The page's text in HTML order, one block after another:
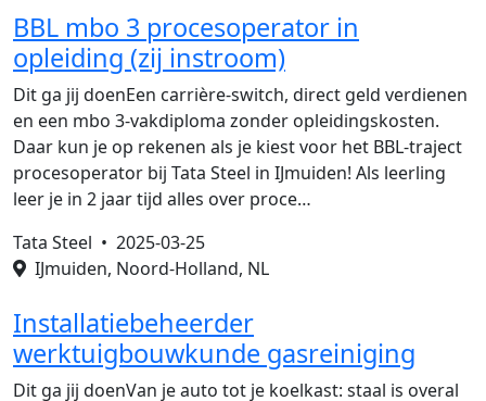
BBL mbo 3 procesoperator in
opleiding (zij instroom)
Dit ga jij doenEen carrière-switch, direct geld verdienen
en een mbo 3-vakdiploma zonder opleidingskosten.
Daar kun je op rekenen als je kiest voor het BBL-traject
procesoperator bij Tata Steel in IJmuiden! Als leerling
leer je in 2 jaar tijd alles over proce…
Tata Steel • 2025-03-25
IJmuiden, Noord-Holland, NL
Installatiebeheerder
werktuigbouwkunde gasreiniging
Dit ga jij doenVan je auto tot je koelkast: staal is overal